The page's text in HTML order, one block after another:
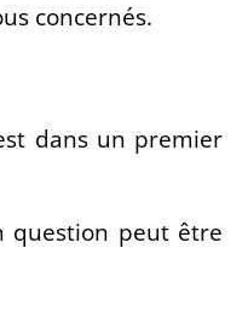
concernés.
dans un premier
question peut être